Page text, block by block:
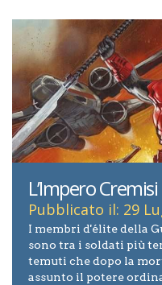
L’Impero Cremisi
Pubblicato il: 29
I membri d'élite della
sono tra i soldati più
temuti che dopo la
assunto il potere